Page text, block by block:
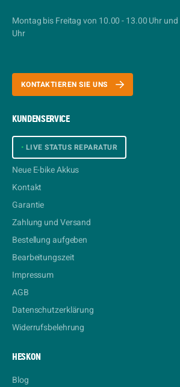
Montag bis Freitag von 10.00 - 13.00 Uhr
Uhr
KONTAKTIEREN SIE UNS
KUNDENSERVICE
• LIVE STATUS REPARATUR
Neue E-bike Akkus
Kontakt
Garantie
Zahlung und Versand
Bestellung aufgeben
Bearbeitungszeit
Impressum
AGB
Datenschutzerklärung
Widerrufsbelehrung
HESKON
Blog